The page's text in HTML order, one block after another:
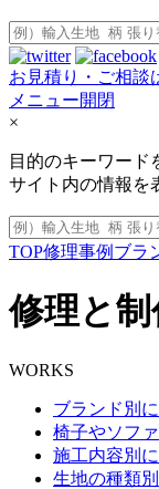
お見積り・ご相談
メニュー開閉
×
目的のキーワード
サイト内の情報を
TOP修理事例 ブラ
修理と制
WORKS
ブランド別
椅子やソフ
施工内容別
生地の種類